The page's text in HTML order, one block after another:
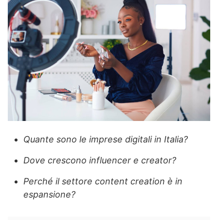
Quante sono le imprese digitali in Italia?
Dove crescono influencer e creator?
Perché il settore content creation è in
espansione?